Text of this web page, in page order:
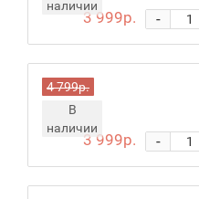
наличии
3 999р. -
4 799р.
В
наличии
3 999р. -